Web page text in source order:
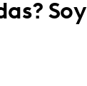
Soy